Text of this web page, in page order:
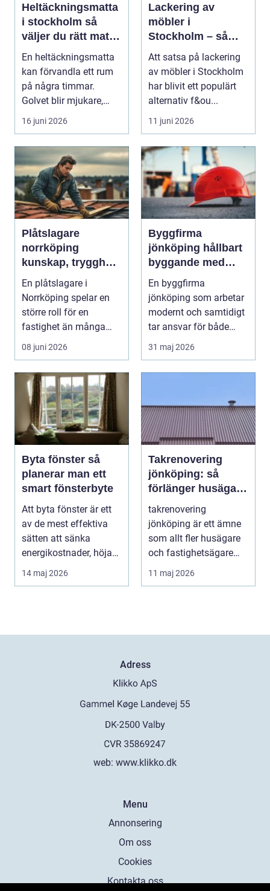
Heltäckningsmatta
i stockholm så
väljer du rätt matta
till hem och kontor
En heltäckningsmatta
kan förvandla ett rum
på några timmar.
Golvet blir mjukare,
ljudnivån sjunker o...
16 juni 2026
Lackering av
möbler i
Stockholm – så
förnyar du hemmet
med professionell
möbellackering
Att satsa på lackering
av möbler i Stockholm
har blivit ett populärt
alternativ f&ou...
11 juni 2026
Plåtslagare
norrköping
kunskap, trygghet
och hållbara
taklösningar
En plåtslagare i
Norrköping spelar en
större roll för en
fastighet än många
tänker på. Rätt
utformad...
08 juni 2026
Byggfirma
jönköping hållbart
byggande med
fokus på trä
En byggfirma
jönköping som arbetar
modernt och samtidigt
tar ansvar för både
människa och miljö
behö...
31 maj 2026
Byta fönster så
planerar man ett
smart fönsterbyte
Att byta fönster är ett
av de mest effektiva
sätten att sänka
energikostnader, höja
komforten och ge...
14 maj 2026
Takrenovering
jönköping: så
förlänger husägare
livslängden på sina
tak
takrenovering
jönköping är ett ämne
som allt fler husägare
och fastighetsägare
intresserar sig för n...
11 maj 2026
Adress
web: www.klikko.dk
Menu
Annonsering
Om oss
Cookies
Kontakta oss